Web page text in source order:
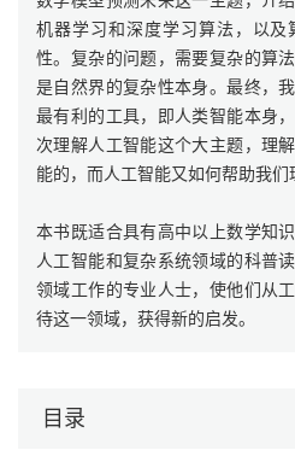
机器学习和深度学习算法，以
性。复杂的问题，需要复杂的算
是自然界的复杂性本身。最终，
最有利的工具，即人类智能本身
次理解人工智能这个大主题，理
能的，而人工智能又如何帮助我们
本书既适合具有高中以上数学知
人工智能和复杂系统领域的科普
领域工作的专业人士，使他们从
待这一领域，获得新的启发。
目录